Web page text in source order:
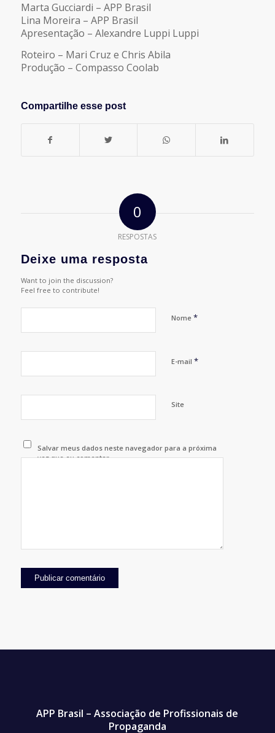
Marta Gucciardi – APP Brasil
Lina Moreira – APP Brasil
Apresentação – Alexandre Luppi Luppi
Roteiro – Mari Cruz e Chris Abila
Produção – Compasso Coolab
Compartilhe esse post
0
RESPOSTAS
Deixe uma resposta
Want to join the discussion?
Feel free to contribute!
Nome *
E-mail *
Site
Salvar meus dados neste navegador para a próxima
vez que eu comentar.
APP Brasil – Associação de Profissionais de
Propaganda